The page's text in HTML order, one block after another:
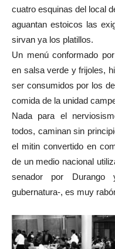
cuatro esquinas del local
aguantan estoicos las
sirvan ya los platillos.
Un menú conformado
en salsa verde y frijoles,
ser consumidos por los
comida de la unidad
Nada para el
todos, caminan sin
el mitin convertido en
de un medio nacional
senador por
gubernatura-, es muy